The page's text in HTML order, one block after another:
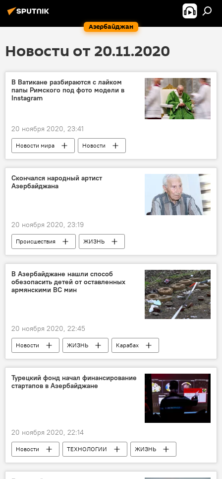
Азербайджан
Новости от 20.11.2020
В Ватикане разбираются с лайком
папы Римского под фото модели в
Instagram
20 ноября 2020, 23:41
Новости мира
Новости
Папа Римский Франциск
Лайк
Скончался народный артист
Азербайджана
20 ноября 2020, 23:19
Происшествия
ЖИЗНЬ
Азербайджан
Новости
В Азербайджане нашли способ
обезопасить детей от оставленных
армянскими ВС мин
20 ноября 2020, 22:45
Новости ЖИЗНЬ Карабах
Турецкий фонд начал финансирование
стартапов в Азербайджане
20 ноября 2020, 22:14
Новости ТЕХНОЛОГИИ
ЖИЗНЬ
Азербайджан
Экономика
Стартап